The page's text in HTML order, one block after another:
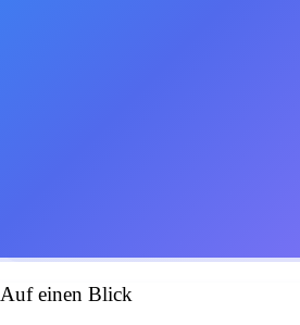
Auf einen Blick